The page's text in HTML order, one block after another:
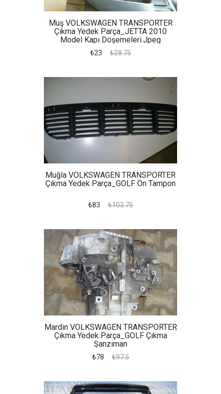
Muş VOLKSWAGEN TRANSPORTER
Çıkma Yedek Parça_JETTA 2010
Model Kapı Döşemeleri.jpeg
₺23 ₺28.75
Muğla VOLKSWAGEN TRANSPORTER
Çıkma Yedek Parça_GOLF Ön Tampon
₺83 ₺103.75
Mardin VOLKSWAGEN TRANSPORTER
Çıkma Yedek Parça_GOLF Çıkma
Şanzıman
₺78 ₺97.5